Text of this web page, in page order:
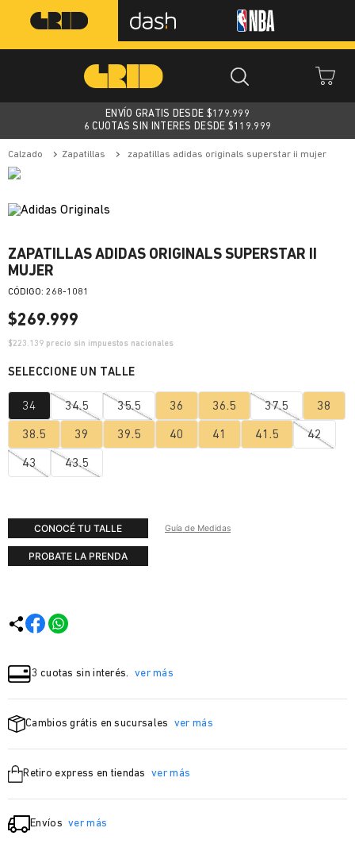
ENVÍO GRATIS DESDE $179.999
6 CUOTAS SIN INTERES DESDE $119.999
calzado zapatillas zapatillas adidas originals superstar ii mujer
ZAPATILLAS ADIDAS ORIGINALS SUPERSTAR II
MUJER
: 268-1081
$269.999
$223.139 precio sin impuestos nacionales
34 34.5 35.5 36 36.5 37.5 38
38.5 39 39.5 40 41 41.5 42
43 43.5
CONOCÉ TU TALLE Guía de Medidas
PROBATE LA PRENDA
3 cuotas sin interés. ver más
Cambios grátis en sucursales ver más
Retiro express en tiendas ver más
Envíos ver más